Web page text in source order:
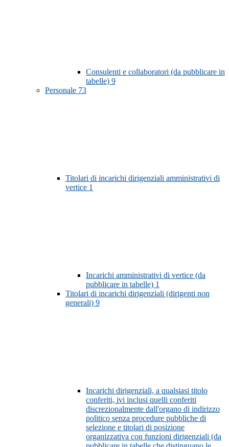
Consulenti e collaboratori (da pubblicare in
tabelle) 9
Personale 73
Titolari di incarichi dirigenziali amministrativi di
vertice 1
Incarichi amministrativi di vertice (da
pubblicare in tabelle) 1
Titolari di incarichi dirigenziali (dirigenti non
generali) 9
Incarichi dirigenziali, a qualsiasi titolo
conferiti, ivi inclusi quelli conferiti
discrezionalmente dall'organo di indirizzo
politico senza procedure pubbliche di
selezione e titolari di posizione
organizzativa con funzioni dirigenziali (da